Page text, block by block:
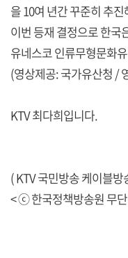
을 10여 년간 꾸준히 추
이번 등재 결정으로 한국
유네스코 인류무형문화
(영상제공: 국가유산청 /
KTV 최다희입니다.
( KTV 국민방송 케이블
< ⓒ 한국정책방송원 무